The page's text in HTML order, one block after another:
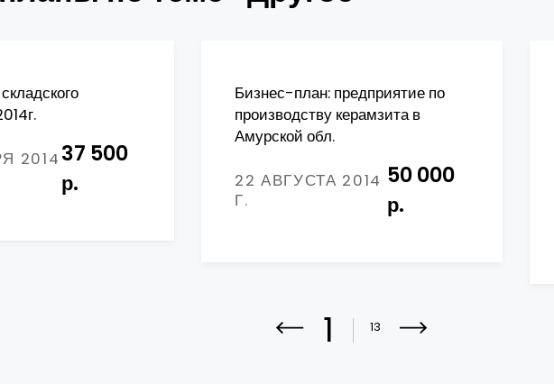
2014 37 500
р.
Бизнес-план: предприятие по
производству керамзита в
Амурской обл.
22 АВГУСТА 2014
Г.
50 000
р.
1 13